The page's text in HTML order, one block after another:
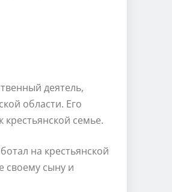
деятель,
области. Его
семье.
на крестьянской
своему сыну и